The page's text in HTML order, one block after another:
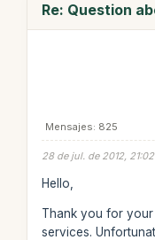
Re: Question
Mensajes: 825
28 de jul. de 2012, 21:02
Hello,
Thank you for
services.